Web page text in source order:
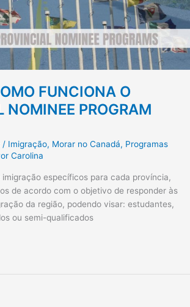
FUNCIONA O
NOMINEE PROGRAM
/ Imigração, Morar no Canadá, Programas
Carolina
imigração específicos para cada província,
de acordo com o objetivo de responder às
da região, podendo visar: estudantes,
ou semi-qualificados